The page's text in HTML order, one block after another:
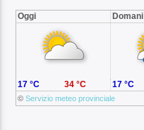
Oggi Domani
©Servizio meteo provinciale
17 °C 34 °C 17 °C